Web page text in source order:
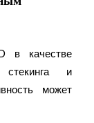
в качестве
и
может